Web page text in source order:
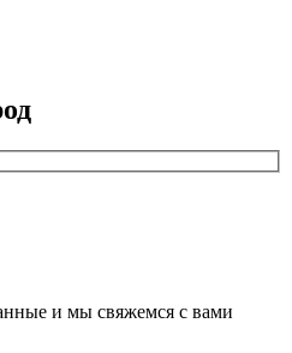
и мы свяжемся с вами